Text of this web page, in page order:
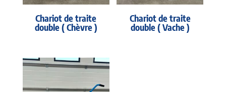
Chariot de traite
double ( Chèvre )
Chariot de traite
double ( Vache )